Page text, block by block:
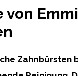
von
Zahnbürsten